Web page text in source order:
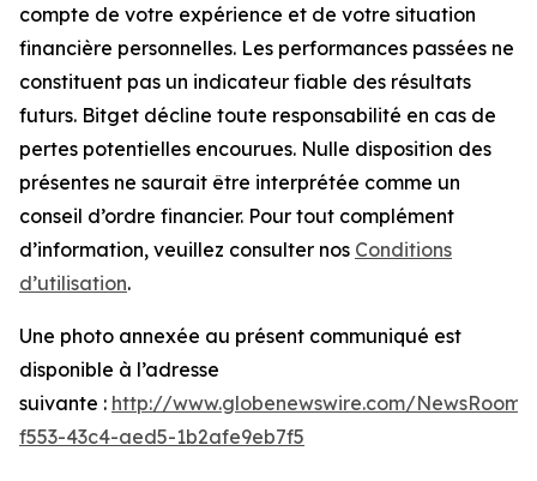
compte de votre expérience et de votre situation
financière personnelles. Les performances passées ne
constituent pas un indicateur fiable des résultats
futurs. Bitget décline toute responsabilité en cas de
pertes potentielles encourues. Nulle disposition des
présentes ne saurait être interprétée comme un
conseil d’ordre financier. Pour tout complément
d’information, veuillez consulter nos Conditions
d’utilisation.
Une photo annexée au présent communiqué est
disponible à l’adresse
suivante : http://www.globenewswire.com/
f553-43c4-aed5-1b2afe9eb7f5